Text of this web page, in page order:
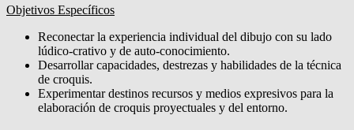
Objetivos Específicos
Reconectar la experiencia individual del dibujo con su lado
lúdico-crativo y de auto-conocimiento.
Desarrollar capacidades, destrezas y habilidades de la técnica
de croquis.
Experimentar destinos recursos y medios expresivos para la
elaboración de croquis proyectuales y del entorno.